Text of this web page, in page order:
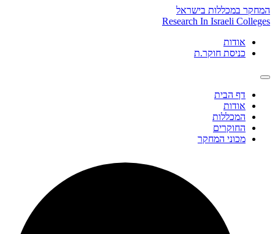
Skip
to
המחקר במכללות בישראל
Research In Israeli Colleges
אודות
כניסת חוקר.ת
דף הבית
אודות
המכללות
החוקרים
מכוני המחקר